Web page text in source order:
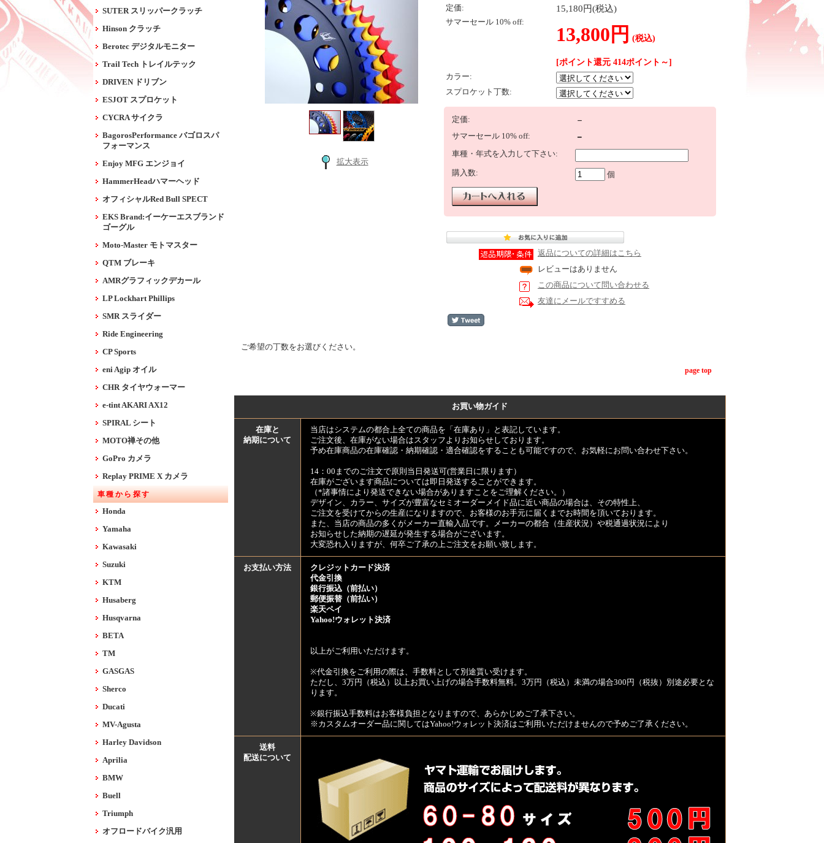
SUTER スリッパークラッチ
Hinson クラッチ
Berotec デジタルモニター
Trail Tech トレイルテック
DRIVEN ドリブン
ESJOT スプロケット
CYCRA サイクラ
BagorosPerformance バゴロスパ
フォーマンス
Enjoy MFG エンジョイ
HammerHeadハマーヘッド
オフィシャルRed Bull SPECT
EKS Brand:イーケーエスブランド
ゴーグル
Moto-Master モトマスター
QTM ブレーキ
AMRグラフィックデカール
LP Lockhart Phillips
SMR スライダー
Ride Engineering
CP Sports
eni Agip オイル
CHR タイヤウォーマー
e-tint AKARI AX12
SPIRAL シート
MOTO禅その他
GoPro カメラ
Replay PRIME X カメラ
車種から探す
Honda
Yamaha
Kawasaki
Suzuki
KTM
Husaberg
Husqvarna
BETA
TM
GASGAS
Sherco
Ducati
MV-Agusta
Harley Davidson
Aprilia
BMW
Buell
Triumph
オフロードバイク汎用
拡大表示
定価: 15,180円(税込)
サマーセール 10% off:
13,800円 (税込)
[ポイント還元 414ポイント～]
カラー:
スプロケット丁数:
定価: －
サマーセール 10% off: －
車種・年式を入力して下さい:
購入数: 個
返品についての詳細はこちら
レビューはありません
この商品について問い合わせる
友達にメールですすめる
ご希望の丁数をお選びください。
page top
お買い物ガイド
在庫と
納期について
当店はシステムの都合上全ての商品を「在庫あり」と表記しています。
ご注文後、在庫がない場合はスタッフよりお知らせしております。
予め在庫商品の在庫確認・納期確認・適合確認をすることも可能ですので、お気軽にお問い合わせ下さい。
14：00までのご注文で原則当日発送可(営業日に限ります）
在庫がございます商品については即日発送することができます。
（*諸事情により発送できない場合がありますことをご理解ください。）
デザイン、カラー、サイズが豊富なセミオーダーメイド品に近い商品の場合は、その特性上、
ご注文を受けてからの生産になりますので、お客様のお手元に届くまでお時間を頂いております。
また、当店の商品の多くがメーカー直輸入品です。メーカーの都合（生産状況）や税通過状況により
お知らせした納期の遅延が発生する場合がございます。
大変恐れ入りますが、何卒ご了承の上ご注文をお願い致します。
お支払い方法
クレジットカード決済
代金引換
銀行振込（前払い）
郵便振替（前払い）
楽天ペイ
Yahoo!ウォレット決済
以上がご利用いただけます。
※代金引換をご利用の際は、手数料として別途貰い受けます。
ただし、3万円（税込）以上お買い上げの場合手数料無料。3万円（税込）未満の場合300円（税抜）別途必要とな
ります。
※銀行振込手数料はお客様負担となりますので、あらかじめご了承下さい。
※カスタムオーダー品に関してはYahoo!ウォレット決済はご利用いただけませんので予めご了承ください。
送料
配送について